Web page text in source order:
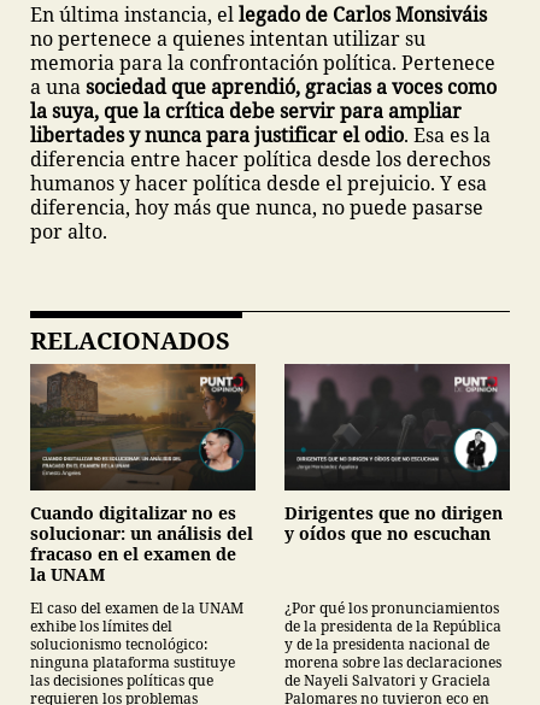
En última instancia, ellegado de Carlos Monsiváis
no pertenece a quienes intentan utilizar su
memoria para la confrontación política. Pertenece
a unasociedad que aprendió, gracias a voces como
la suya, que la crítica debe servir para ampliar
libertades y nunca para justificar el odio. Esa es la
diferencia entre hacer política desde los derechos
humanos y hacer política desde el prejuicio. Y esa
diferencia, hoy más que nunca, no puede pasarse
por alto.
RELACIONADOS
Cuando digitalizar no es
solucionar: un análisis del
fracaso en el examen de
la UNAM
El caso del examen de la UNAM
exhibe los límites del
solucionismo tecnológico:
ninguna plataforma sustituye
las decisiones políticas que
requieren los problemas
Dirigentes que no dirigen
y oídos que no escuchan
¿Por qué los pronunciamientos
de la presidenta de la República
y de la presidenta nacional de
morena sobre las declaraciones
de Nayeli Salvatori y Graciela
Palomares no tuvieron eco en